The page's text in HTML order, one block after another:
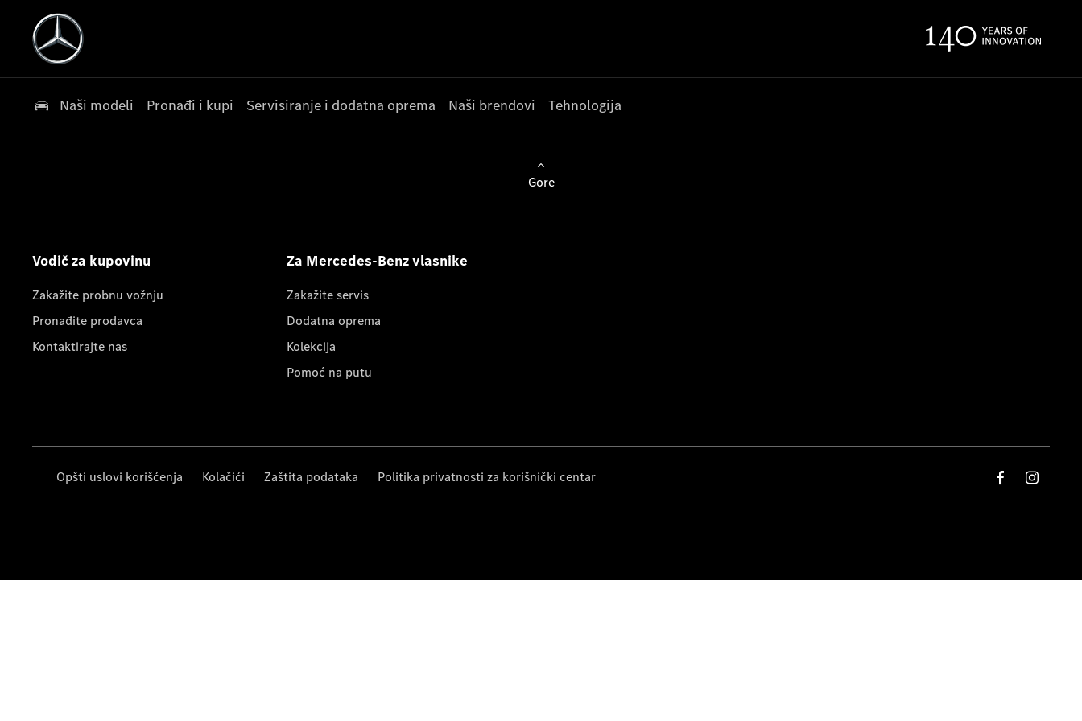
Naši modeli Pronađi i kupi Servisiranje i dodatna oprema Naši brendovi Tehnologija
Gore
Vodič za kupovinu
Zakažite probnu vožnju
Pronađite prodavca
Kontaktirajte nas
Za Mercedes-Benz vlasnike
Zakažite servis
Dodatna oprema
Kolekcija
Pomoć na putu
Opšti uslovi korišćenja Kolačići Zaštita podataka Politika privatnosti za korišnički centar